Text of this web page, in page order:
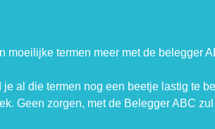
moeilijke termen meer met de belegger
je al die termen nog een beetje lastig te
Geen zorgen, met de Belegger ABC